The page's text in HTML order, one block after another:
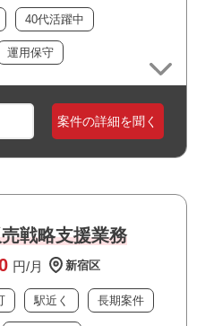
40代活躍中
運用保守
案件の詳細を聞く
戦略支援業務
円/月 新宿区
駅近く 長期案件
管理といったプロジェクト
降（数名の配下メンバー
験（AWS、国産クラウド
管理の知識・経験